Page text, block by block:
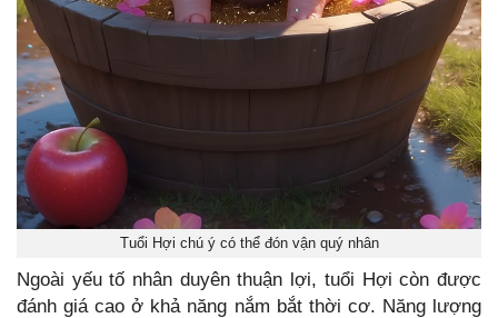
Tuổi Hợi chú ý có thể đón vận quý nhân
Ngoài yếu tố nhân duyên thuận lợi, tuổi Hợi còn được
đánh giá cao ở khả năng nắm bắt thời cơ. Năng lượng